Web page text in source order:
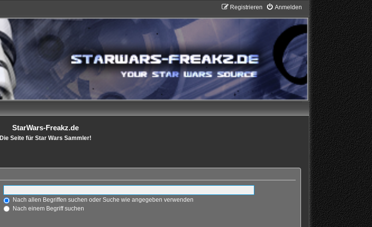
Anmelden
Registrieren
StarWars-Freakz.de
Die Seite für Star Wars Sammler!
Nach allen Begriffen suchen oder Suche wie angegeben verwenden
Nach einem Begriff suchen